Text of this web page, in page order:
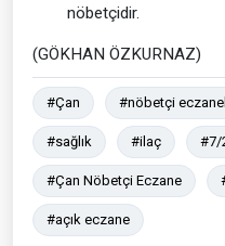
nöbetçidir.
(GÖKHAN ÖZKURNAZ)
#Çan #nöbetçi
#sağlık #ilaç #7/
#Çan Nöbetçi Eczane
#açık eczane